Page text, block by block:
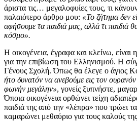
άριστα τις… μεγαλοφυίες τους, τι
παλαιότερο άρθρο μου: «Το ζήτημα δεν
αφήσουμε τα παιδιά μας, αλλά τι παιδιά
κόσμο».
Η οικογένεια, έγραφα και κλείνω,
για την επιβίωση του Ελληνισμού. Η
Γένους Σχολή. Όπως θα έλεγε ο άγιος
ήτο δυνατόν να ανεβούμε εις τον
φωνήν μεγάλην», γονείς ξυπνήστε,
Όποια οικογένεια ορθώνει τείχη
παιδιά της από την «λέπρα» που τρώει
καμαρώνει μεθαύριο για τους καλούς